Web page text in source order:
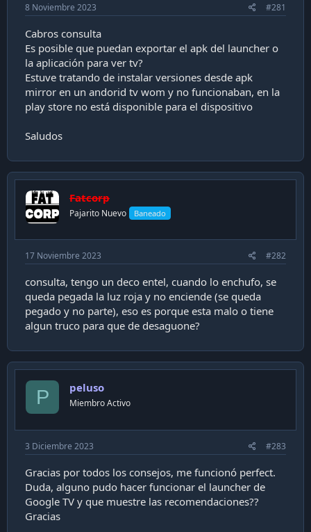
a
i
ó
n
8 Noviembre 2023 #281
Cabros consulta
Es posible que puedan exportar el apk del launcher o
la aplicación para ver tv?
Estuve tratando de instalar versiones desde apk
mirror en un andorid tv wom y no funcionaban, en la
play store no está disponible para el dispositivo
Saludos
Fatcorp
Pajarito Nuevo Baneado
17 Noviembre 2023 #282
consulta, tengo un deco entel, cuando lo enchufo, se
queda pegada la luz roja y no enciende (se queda
pegado y no parte), eso es porque esta malo o tiene
algun truco para que de desaguone?
P peluso
Miembro Activo
3 Diciembre 2023 #283
Gracias por todos los consejos, me funcionó perfect.
Duda, alguno pudo hacer funcionar el launcher de
Google TV y que muestre las recomendaciones??
Gracias